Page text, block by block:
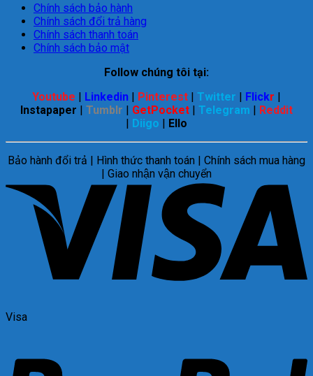
Chính sách bảo hành
Chính sách đổi trả hàng
Chính sách thanh toán
Chính sách bảo mật
Follow chúng tôi tại:
Youtube | Linkedin | Pinterest | Twitter | Flickr |
Instapaper | Tumblr | GetPocket | Telegram | Reddit
| Diigo | Ello
Bảo hành đổi trả | Hình thức thanh toán | Chính sách mua hàng
| Giao nhận vận chuyển
Visa